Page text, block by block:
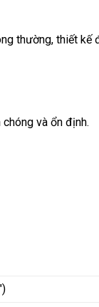
thường, thiết kế
và ổn định.